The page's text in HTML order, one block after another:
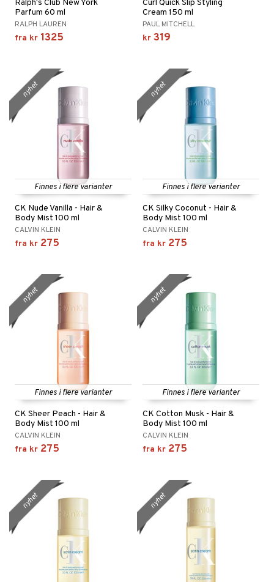
Ralph's Club New York
Parfum 60 ml
RALPH LAUREN
fra kr 1325
Curl Quick Slip Styling
Cream 150 ml
PAUL MITCHELL
kr 319
Finnes i flere varianter
CK Nude Vanilla - Hair &
Body Mist 100 ml
CALVIN KLEIN
fra kr 275
nyhet
Finnes i flere varianter
CK Silky Coconut - Hair &
Body Mist 100 ml
CALVIN KLEIN
fra kr 275
nyhet
Finnes i flere varianter
CK Sheer Peach - Hair &
Body Mist 100 ml
CALVIN KLEIN
fra kr 275
nyhet
Finnes i flere varianter
CK Cotton Musk - Hair &
Body Mist 100 ml
CALVIN KLEIN
fra kr 275
nyhet
nyhet nyhet